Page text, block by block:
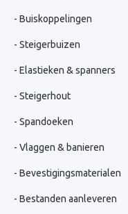
Buiskoppelingen
Steigerbuizen
Elastieken & spanners
Steigerhout
Spandoeken
Vlaggen & banieren
Bevestigingsmaterialen
Bestanden aanleveren